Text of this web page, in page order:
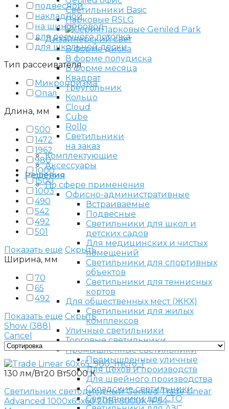
Светильники Basic
Парковые RSLG
Парковые Geniled Park
Дизайнерский свет
В форме диска
В форме полудиска
В форме месяца
Квадрат
Треугольник
Кольцо
Cloud
Cube
Rollo
Светильники
на заказ
Комплектующие
Аксессуары
Решения
По сфере применения
Офисно-административные
Встраиваемые
Подвесные
Светильники для школ и
детских садов
Для медицинских и чистых
помещений
Светильники для спортивных
объектов
Светильники для теннисных
кортов
Для общественных мест (ЖКХ)
Светильники для жилых
комплексов
Уличные светильники
Торговые светильники
Промышленные светильники
Промышленные уличные
Для цехов и производств
Для швейного производства
Складские светильники
Светильники для СТО
подвесной
накладной
на шинопровод
для реечного потолка
для школьной доски
Тип рассеивателя
Микропризма
Опал
Длина, мм
500
1472
1962
980
1000
1500
1003
490
542
492
501
Показать ещё Скрыть
Ширина, мм
70
65
492
Показать ещё Скрыть
Show (388)
Cancel
130 лм/Вт20 Вт5000 К
Светильник светодиодный Geniled Trade Linear
Advanced 1000х65х60 20Вт 5000K IP54